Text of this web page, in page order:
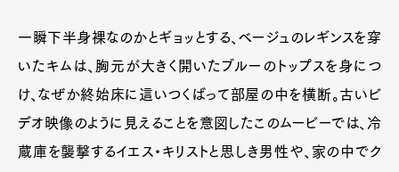
一瞬下半身裸なのかとギョッとする、ベージュのレギンスを穿
いたキムは、胸元が大きく開いたブルーのトップスを身につ
け、なぜか終始床に這いつくばって部屋の中を横断。古いビ
デオ映像のように見えることを意図したこのムービーでは、冷
蔵庫を襲撃するイエス・キリストと思しき男性や、家の中でク